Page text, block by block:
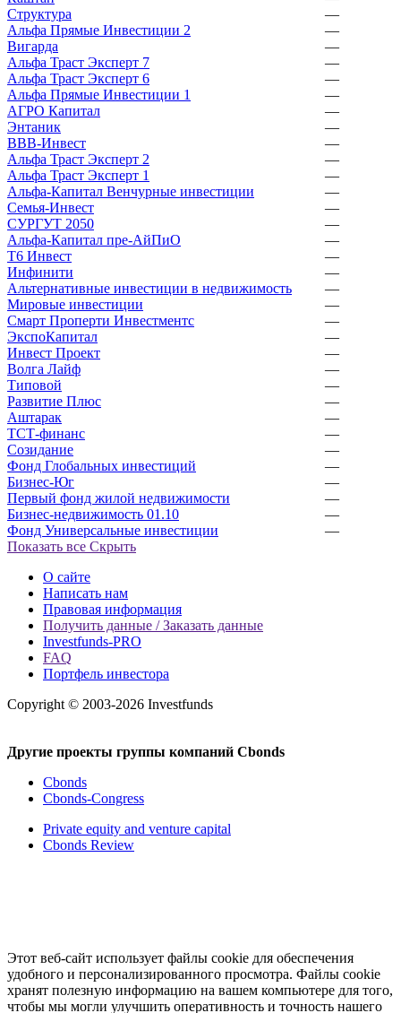
Структура
—
Альфа Прямые Инвестиции 2
—
Вигарда
—
Альфа Траст Эксперт 7
—
Альфа Траст Эксперт 6
—
Альфа Прямые Инвестиции 1
—
АГРО Капитал
—
Энтаник
—
ВВВ-Инвест
—
Альфа Траст Эксперт 2
—
Альфа Траст Эксперт 1
—
Альфа-Капитал Венчурные инвестиции
—
Семья-Инвест
—
СУРГУТ 2050
—
Альфа-Капитал пре-АйПиО
—
Т6 Инвест
—
Инфинити
—
Альтернативные инвестиции в недвижимость
—
Мировые инвестиции
—
Смарт Проперти Инвестментс
—
ЭкспоКапитал
—
Инвест Проект
—
Волга Лайф
—
Типовой
—
Развитие Плюс
—
Аштарак
—
ТСТ-финанс
—
Созидание
—
Фонд Глобальных инвестиций
—
Бизнес-Юг
—
Первый фонд жилой недвижимости
—
Бизнес-недвижимость 01.10
—
Фонд Универсальные инвестиции
—
Показать все Скрыть
О сайте
Написать нам
Правовая информация
Получить данные / Заказать данные
Investfunds-PRO
FAQ
Портфель инвестора
Copyright © 2003-2026 Investfunds
Другие проекты группы компаний Cbonds
Cbonds
Cbonds-Congress
Private equity and venture capital
Cbonds Review
Этот веб-сайт использует файлы cookie для обеспечения
удобного и персонализированного просмотра. Файлы cookie
хранят полезную информацию на вашем компьютере для того,
чтобы мы могли улучшить оперативность и точность нашего